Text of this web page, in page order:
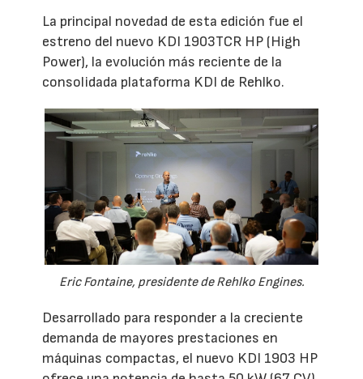
La principal novedad de esta edición fue el
estreno del nuevo KDI 1903TCR HP (High
Power), la evolución más reciente de la
consolidada plataforma KDI de Rehlko.
Eric Fontaine, presidente de Rehlko Engines.
Desarrollado para responder a la creciente
demanda de mayores prestaciones en
máquinas compactas, el nuevo KDI 1903 HP